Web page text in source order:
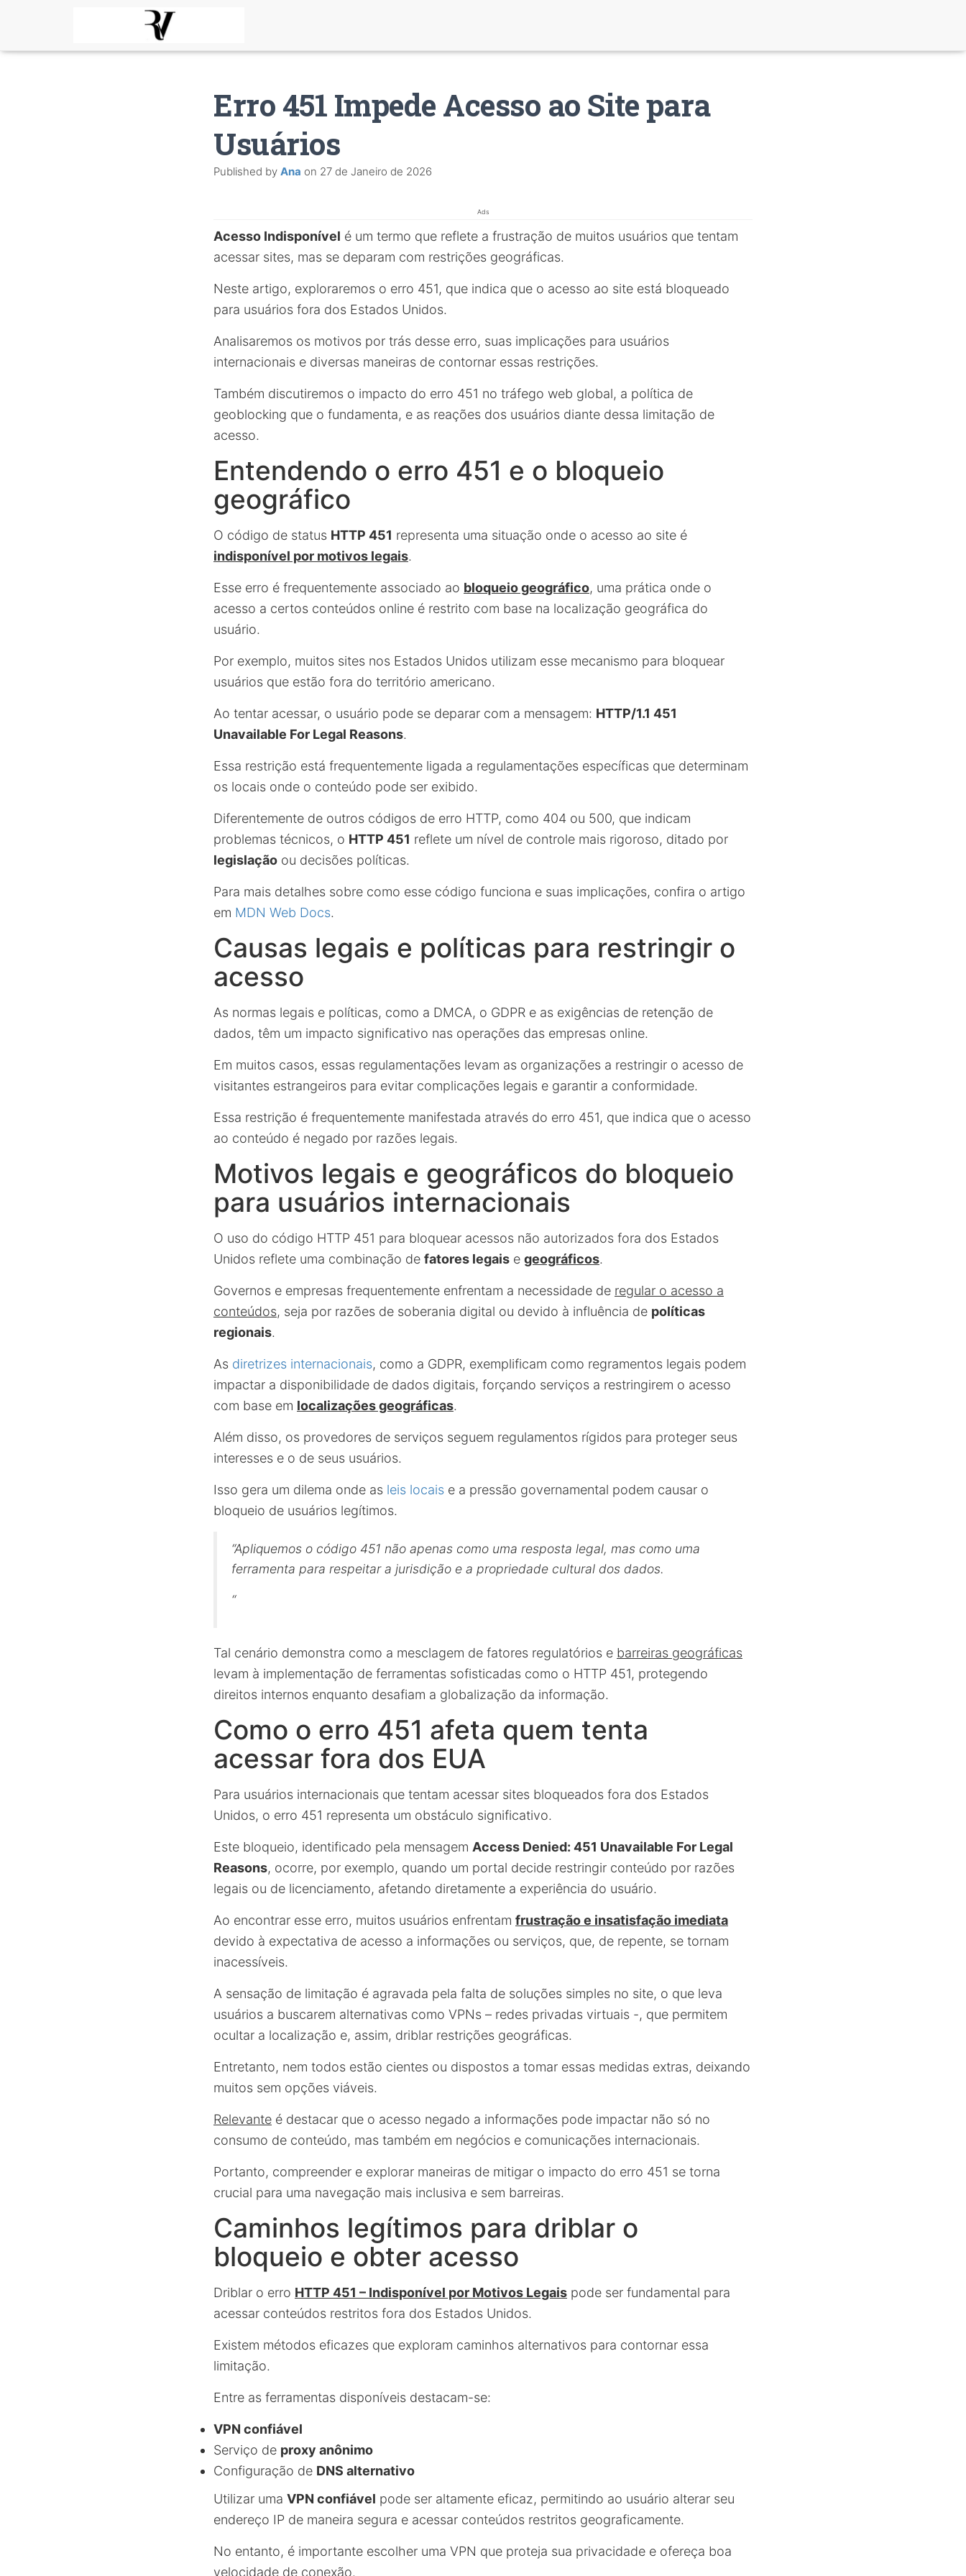
Erro 451 Impede Acesso ao Site para
Usuários
Published by Ana on 27 de Janeiro de 2026
Ads
Acesso Indisponível é um termo que reflete a frustração de muitos usuários que tentam
acessar sites, mas se deparam com restrições geográficas.
Neste artigo, exploraremos o erro 451, que indica que o acesso ao site está bloqueado
para usuários fora dos Estados Unidos.
Analisaremos os motivos por trás desse erro, suas implicações para usuários
internacionais e diversas maneiras de contornar essas restrições.
Também discutiremos o impacto do erro 451 no tráfego web global, a política de
geoblocking que o fundamenta, e as reações dos usuários diante dessa limitação de
acesso.
Entendendo o erro 451 e o bloqueio
geográfico
O código de status HTTP 451 representa uma situação onde o acesso ao site é
indisponível por motivos legais.
Esse erro é frequentemente associado ao bloqueio geográfico, uma prática onde o
acesso a certos conteúdos online é restrito com base na localização geográfica do
usuário.
Por exemplo, muitos sites nos Estados Unidos utilizam esse mecanismo para bloquear
usuários que estão fora do território americano.
Ao tentar acessar, o usuário pode se deparar com a mensagem: HTTP/1.1 451
Unavailable For Legal Reasons.
Essa restrição está frequentemente ligada a regulamentações específicas que determinam
os locais onde o conteúdo pode ser exibido.
Diferentemente de outros códigos de erro HTTP, como 404 ou 500, que indicam
problemas técnicos, o HTTP 451 reflete um nível de controle mais rigoroso, ditado por
legislação ou decisões políticas.
Para mais detalhes sobre como esse código funciona e suas implicações, confira o artigo
em MDN Web Docs.
Causas legais e políticas para restringir o
acesso
As normas legais e políticas, como a DMCA, o GDPR e as exigências de retenção de
dados, têm um impacto significativo nas operações das empresas online.
Em muitos casos, essas regulamentações levam as organizações a restringir o acesso de
visitantes estrangeiros para evitar complicações legais e garantir a conformidade.
Essa restrição é frequentemente manifestada através do erro 451, que indica que o acesso
ao conteúdo é negado por razões legais.
Motivos legais e geográficos do bloqueio
para usuários internacionais
O uso do código HTTP 451 para bloquear acessos não autorizados fora dos Estados
Unidos reflete uma combinação de fatores legais e geográficos.
Governos e empresas frequentemente enfrentam a necessidade de regular o acesso a
conteúdos, seja por razões de soberania digital ou devido à influência de políticas
regionais.
As diretrizes internacionais, como a GDPR, exemplificam como regramentos legais podem
impactar a disponibilidade de dados digitais, forçando serviços a restringirem o acesso
com base em localizações geográficas.
Além disso, os provedores de serviços seguem regulamentos rígidos para proteger seus
interesses e o de seus usuários.
Isso gera um dilema onde as leis locais e a pressão governamental podem causar o
bloqueio de usuários legítimos.
“Apliquemos o código 451 não apenas como uma resposta legal, mas como uma
ferramenta para respeitar a jurisdição e a propriedade cultural dos dados.
“
Tal cenário demonstra como a mesclagem de fatores regulatórios e barreiras geográficas
levam à implementação de ferramentas sofisticadas como o HTTP 451, protegendo
direitos internos enquanto desafiam a globalização da informação.
Como o erro 451 afeta quem tenta
acessar fora dos EUA
Para usuários internacionais que tentam acessar sites bloqueados fora dos Estados
Unidos, o erro 451 representa um obstáculo significativo.
Este bloqueio, identificado pela mensagem Access Denied: 451 Unavailable For Legal
Reasons, ocorre, por exemplo, quando um portal decide restringir conteúdo por razões
legais ou de licenciamento, afetando diretamente a experiência do usuário.
Ao encontrar esse erro, muitos usuários enfrentam frustração e insatisfação imediata
devido à expectativa de acesso a informações ou serviços, que, de repente, se tornam
inacessíveis.
A sensação de limitação é agravada pela falta de soluções simples no site, o que leva
usuários a buscarem alternativas como VPNs – redes privadas virtuais -, que permitem
ocultar a localização e, assim, driblar restrições geográficas.
Entretanto, nem todos estão cientes ou dispostos a tomar essas medidas extras, deixando
muitos sem opções viáveis.
Relevante é destacar que o acesso negado a informações pode impactar não só no
consumo de conteúdo, mas também em negócios e comunicações internacionais.
Portanto, compreender e explorar maneiras de mitigar o impacto do erro 451 se torna
crucial para uma navegação mais inclusiva e sem barreiras.
Caminhos legítimos para driblar o
bloqueio e obter acesso
Driblar o erro HTTP 451 – Indisponível por Motivos Legais pode ser fundamental para
acessar conteúdos restritos fora dos Estados Unidos.
Existem métodos eficazes que exploram caminhos alternativos para contornar essa
limitação.
Entre as ferramentas disponíveis destacam-se:
VPN confiável
Serviço de proxy anônimo
Configuração de DNS alternativo
Utilizar uma VPN confiável pode ser altamente eficaz, permitindo ao usuário alterar seu
endereço IP de maneira segura e acessar conteúdos restritos geograficamente.
No entanto, é importante escolher uma VPN que proteja sua privacidade e ofereça boa
velocidade de conexão.